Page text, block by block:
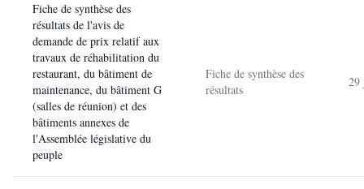
Fiche de synthèse des
résultats de l'avis de
demande de prix relatif aux
travaux de réhabilitation du
restaurant, du bâtiment de
maintenance, du bâtiment G
(salles de réunion) et des
bâtiments annexes de
l'Assemblée législative du
peuple
Fiche de synthèse des
résultats
29